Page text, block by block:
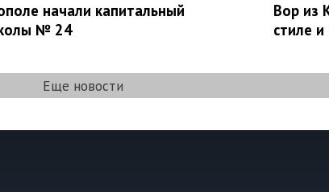
начали капитальный
№ 24
Вор из
стиле
Еще новости